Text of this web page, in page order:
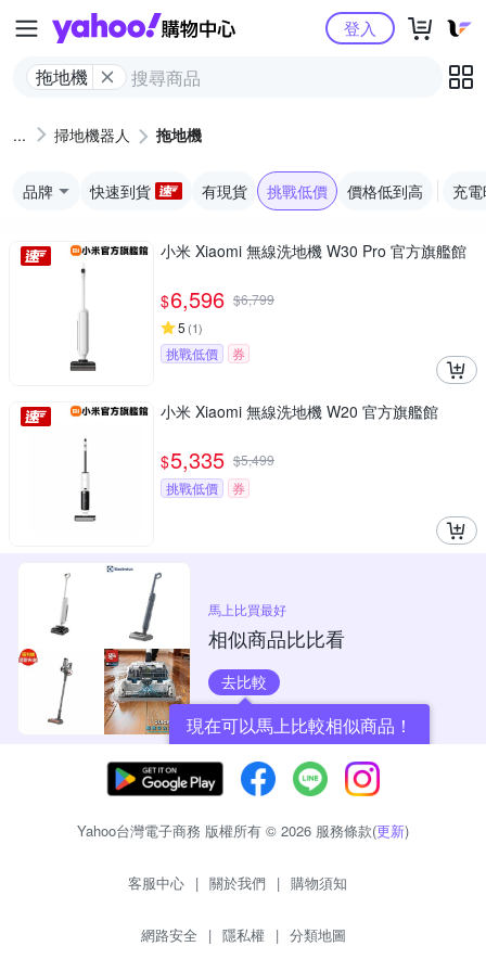
Yahoo購物中心
拖地機
登入
掃地機器人 拖地機
品牌 快速到貨 有現貨 挑戰低價 價格低到高 充
小米 Xiaomi 無線洗地機 W30 Pro 官方旗艦館
$6,596 $6,799
5 (1)
挑戰低價 券
小米 Xiaomi 無線洗地機 W20 官方旗艦館
$5,335 $5,499
挑戰低價
券
馬上比買最好
相似商品比比看
去比較
現在可以馬上比較相似商品！
Yahoo台灣電子商務 版權所有 © 2026 服務條款(更新)
客服中心 | 關於我們 | 購物須知
網路安全 | 隱私權 | 分類地圖